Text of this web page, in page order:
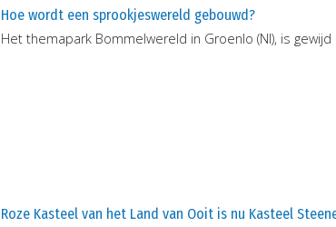
Hoe wordt een sprookjeswereld gebouwd?
Het themapark Bommelwereld in Groenlo (Nl), is
Roze Kasteel van het Land van Ooit is nu Kasteel